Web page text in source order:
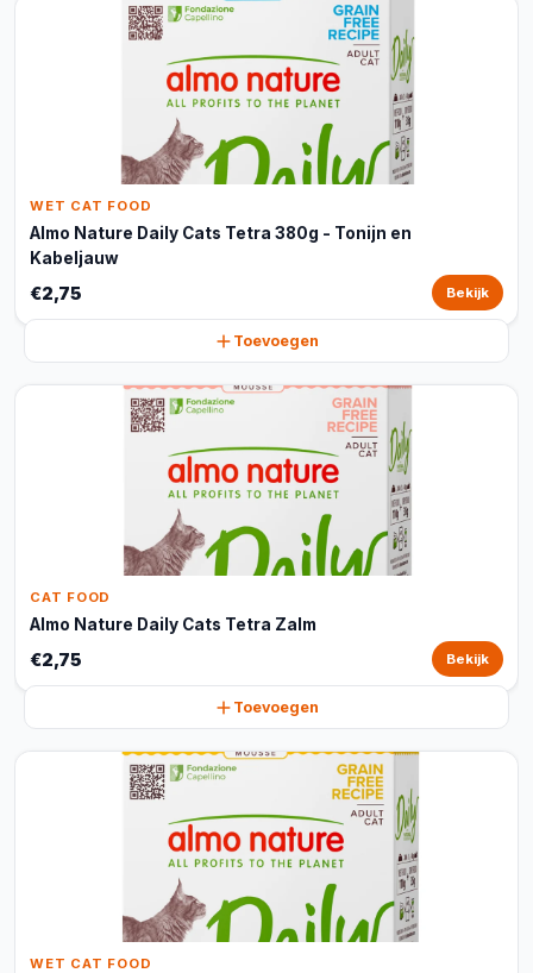
WET CAT FOOD
Almo Nature Daily Cats Tetra 380g - Tonijn en
Kabeljauw
€2,75 Bekijk
Toevoegen
CAT FOOD
Almo Nature Daily Cats Tetra Zalm
€2,75 Bekijk
Toevoegen
WET CAT FOOD